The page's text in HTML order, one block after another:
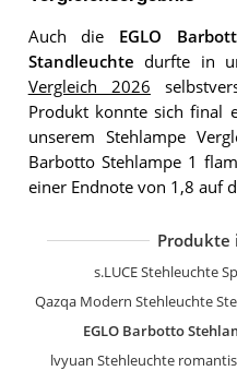
Auch die EGLO
Standleuchte durfte in
Vergleich 2026
Produkt konnte sich final
unserem Stehlampe
Barbotto Stehlampe 1
einer Endnote von 1,8 auf
Produkte
s.LUCE Stehleuchte